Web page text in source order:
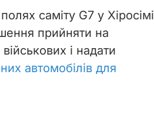
саміту G7 у Хіросімі
прийняти на
і надати
автомобілів для